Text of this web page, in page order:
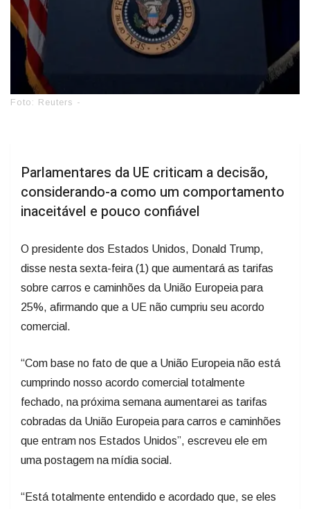
Foto: Reuters -
Parlamentares da UE criticam a decisão,
considerando-a como um comportamento
inaceitável e pouco confiável
O presidente dos Estados Unidos, Donald Trump,
disse nesta sexta-feira (1) que aumentará as tarifas
sobre carros e caminhões da União Europeia para
25%, afirmando que a UE não cumpriu seu acordo
comercial.
“Com base no fato de que a União Europeia não está
cumprindo nosso acordo comercial totalmente
fechado, na próxima semana aumentarei as tarifas
cobradas da União Europeia para carros e caminhões
que entram nos Estados Unidos”, escreveu ele em
uma postagem na mídia social.
“Está totalmente entendido e acordado que, se eles